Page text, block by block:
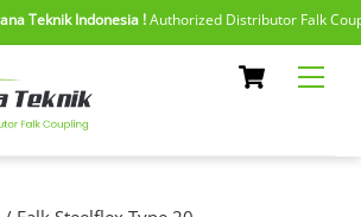
Teknik Indonesia !Authorized Distributor Falk
Cart